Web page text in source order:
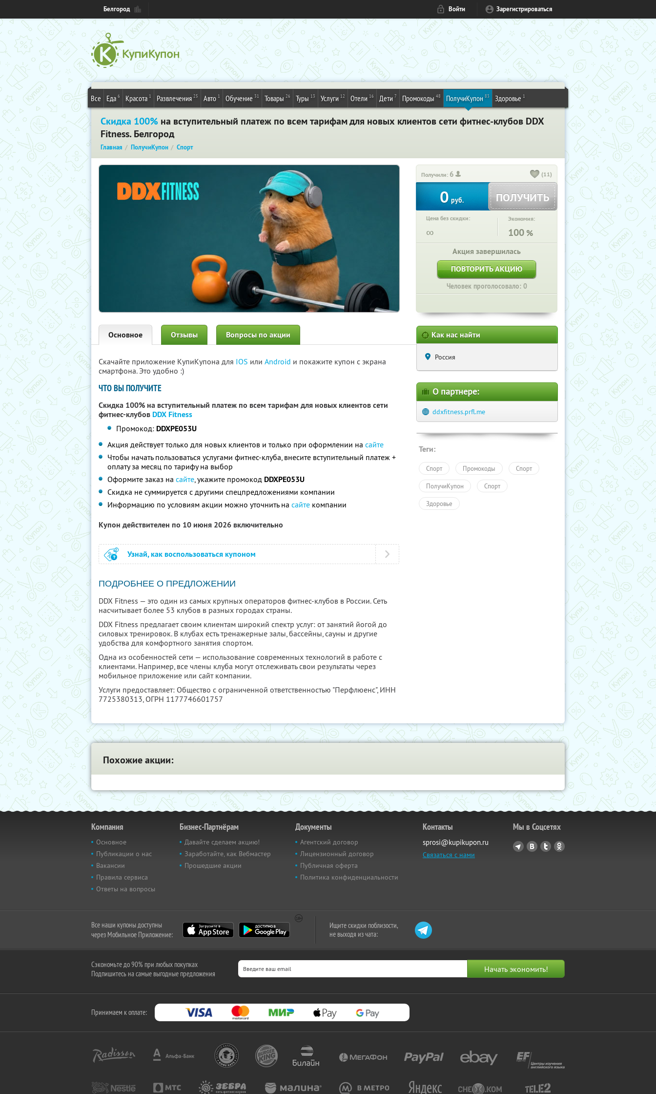
Белгород Войти Зарегистрироваться
Все Еда 6 Красота 1 Развлечения 25 Авто 1 Обучение 31 Товары 26 Туры 13 Услуги 12 Отели 16 Дети 7 Промокоды 48 ПолучиКупон 83 Здоровье 1
Скидка 100% на вступительный платеж по всем тарифам для новых клиентов сети фитнес-клубов DDX
Fitness. Белгород
Главная ПолучиКупон Спорт
Получили: 6 (11)
0 руб. ПОЛУЧИТЬ
Цена без скидки:
∞
Экономия:
100 %
Акция завершилась
ПОВТОРИТЬ АКЦИЮ
Человек проголосовало: 0
Основное Отзывы Вопросы по акции
Скачайте приложение КупиКупона для IOS или Android и покажите купон с экрана
смартфона. Это удобно :)
ЧТО ВЫ ПОЛУЧИТЕ
Скидка 100% на вступительный платеж по всем тарифам для новых клиентов сети
фитнес-клубов DDX Fitness
Промокод: DDXPE053U
Акция действует только для новых клиентов и только при оформлении на сайте
Чтобы начать пользоваться услугами фитнес-клуба, внесите вступительный платеж +
оплату за месяц по тарифу на выбор
Оформите заказ на сайте, укажите промокод DDXPE053U
Скидка не суммируется с другими спецпредложениями компании
Информацию по условиям акции можно уточнить на сайте компании
Купон действителен по 10 июня 2026 включительно
Узнай, как воспользоваться купоном
ПОДРОБНЕЕ О ПРЕДЛОЖЕНИИ
DDX Fitness — это один из самых крупных операторов фитнес-клубов в России. Сеть
насчитывает более 53 клубов в разных городах страны.
DDX Fitness предлагает своим клиентам широкий спектр услуг: от занятий йогой до
силовых тренировок. В клубах есть тренажерные залы, бассейны, сауны и другие
удобства для комфортного занятия спортом.
Одна из особенностей сети — использование современных технологий в работе с
клиентами. Например, все члены клуба могут отслеживать свои результаты через
мобильное приложение или сайт компании.
Услуги предоставляет: Общество с ограниченной ответственностью "Перфлюенс", ИНН
7725380313, ОГРН 1177746601757
Как нас найти
Россия
О партнере:
ddxfitness.prfl.me
Теги:
Спорт Промокоды Спорт
ПолучиКупон Спорт
Здоровье
Похожие акции:
Компания
Основное
Публикации о нас
Вакансии
Правила сервиса
Ответы на вопросы
Бизнес-Партнёрам
Давайте сделаем акцию!
Заработайте, как Вебмастер
Прошедшие акции
Документы
Агентский договор
Лицензионный договор
Публичная оферта
Политика конфиденциальности
Контакты
sprosi@kupikupon.ru
Связаться с нами
Мы в Соцсетях
Все наши купоны доступны
через Мобильное Приложение:
Ищите скидки поблизости,
не выходя из чата:
Сэкономьте до 90% при любых покупках
Подпишитесь на самые выгодные предложения
Принимаем к оплате: